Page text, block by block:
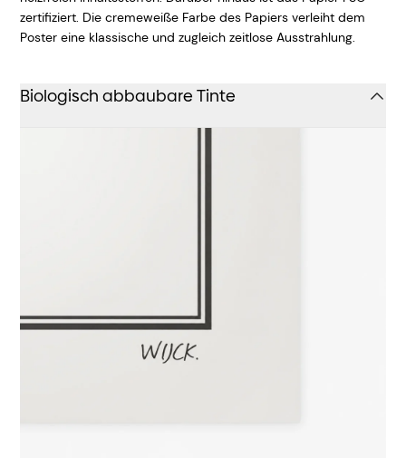
zertifiziert. Die cremeweiße Farbe des Papiers verleiht dem
Poster eine klassische und zugleich zeitlose Ausstrahlung.
Biologisch abbaubare Tinte